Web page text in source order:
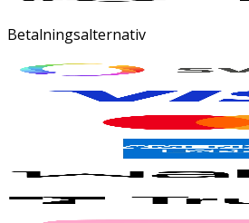
Betalningsalternativ